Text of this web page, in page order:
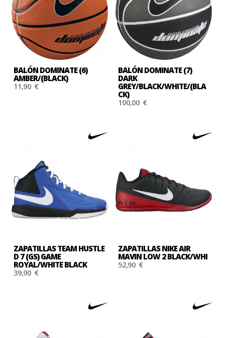
BALÓN DOMINATE (6)
AMBER/(BLACK)
11,90 €
BALÓN DOMINATE (7)
DARK
GREY/BLACK/WHITE/(BLA
CK)
100,00 €
ZAPATILLAS TEAM HUSTLE
D 7 (GS) GAME
ROYAL/WHITE BLACK
39,90 €
ZAPATILLAS NIKE AIR
MAVIN LOW 2 BLACK/WHI
52,90 €